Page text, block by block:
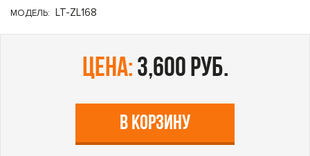
МОДЕЛЬ: LT-ZL168
цена: 3,600 руб.
В КОРЗИНУ